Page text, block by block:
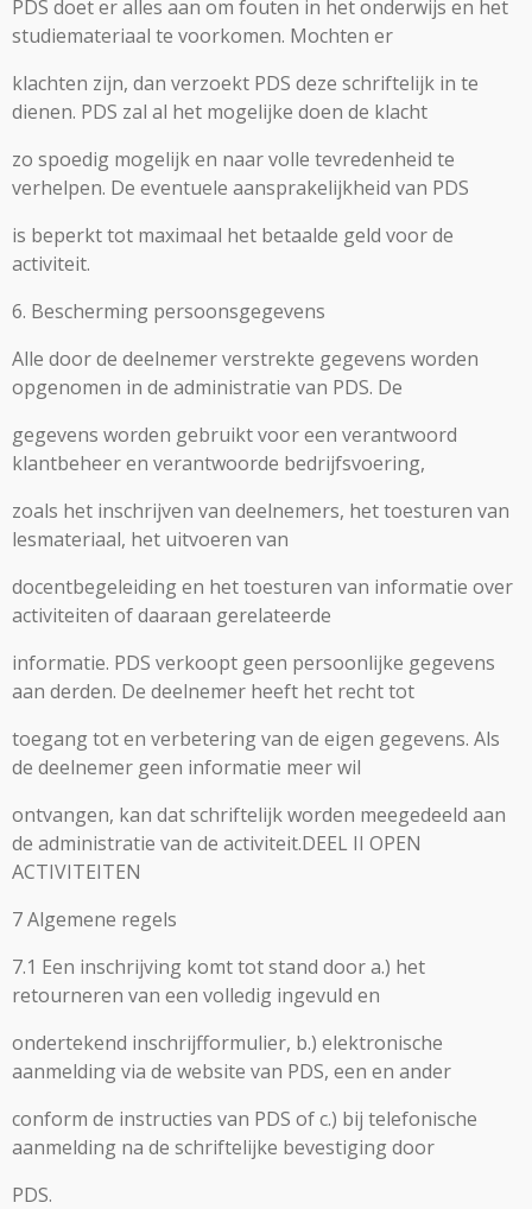
PDS doet er alles aan om fouten in het onderwijs en het
studiemateriaal te voorkomen. Mochten er
klachten zijn, dan verzoekt PDS deze schriftelijk in te
dienen. PDS zal al het mogelijke doen de klacht
zo spoedig mogelijk en naar volle tevredenheid te
verhelpen. De eventuele aansprakelijkheid van PDS
is beperkt tot maximaal het betaalde geld voor de
activiteit.
6. Bescherming persoonsgegevens
Alle door de deelnemer verstrekte gegevens worden
opgenomen in de administratie van PDS. De
gegevens worden gebruikt voor een verantwoord
klantbeheer en verantwoorde bedrijfsvoering,
zoals het inschrijven van deelnemers, het toesturen van
lesmateriaal, het uitvoeren van
docentbegeleiding en het toesturen van informatie over
activiteiten of daaraan gerelateerde
informatie. PDS verkoopt geen persoonlijke gegevens
aan derden. De deelnemer heeft het recht tot
toegang tot en verbetering van de eigen gegevens. Als
de deelnemer geen informatie meer wil
ontvangen, kan dat schriftelijk worden meegedeeld aan
de administratie van de activiteit.DEEL II OPEN
ACTIVITEITEN
7 Algemene regels
7.1 Een inschrijving komt tot stand door a.) het
retourneren van een volledig ingevuld en
ondertekend inschrijfformulier, b.) elektronische
aanmelding via de website van PDS, een en ander
conform de instructies van PDS of c.) bij telefonische
aanmelding na de schriftelijke bevestiging door
PDS.